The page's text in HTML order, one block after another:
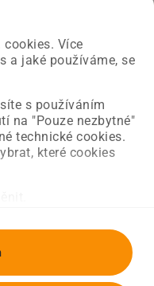
cookies. Více
a jaké používáme, se
s používáním
na "Pouze nezbytné"
technické cookies.
které cookies
a už ji opravujeme.
stránku.
Úvodní strana